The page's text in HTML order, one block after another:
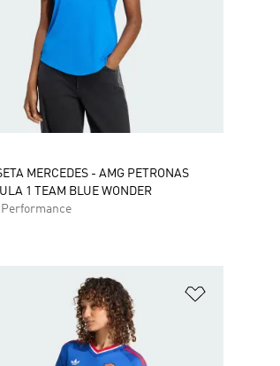
MERCEDES - AMG PETRONAS
1 TEAM BLUE WONDER
lista de deseos